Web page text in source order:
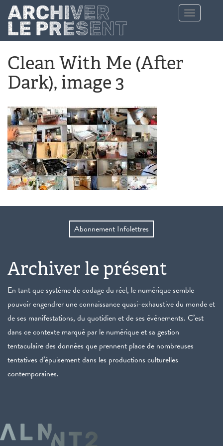
Aller au contenu principal
Toggle
navigation
Clean With Me (After
Dark), image 3
Abonnement Infolettres
Archiver le présent
En tant que système de codage du réel, le numérique semble
pouvoir engendrer une connaissance quasi-exhaustive du monde et
de ses manifestations, du quotidien et de ses événements. C’est
dans ce contexte marqué par le numérique et sa gestion
tentaculaire des données que prennent place de nombreuses
tentatives d’épuisement dans les productions culturelles
contemporaines.